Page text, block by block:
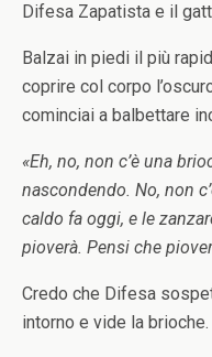
Difesa Zapatista e il
Balzai in piedi il più
coprire col corpo
cominciai a balbettare
«Eh, no, non c’è una
nascondendo. No, non
caldo fa oggi, e le
pioverà. Pensi che
Credo che Difesa
intorno e vide la brioche.